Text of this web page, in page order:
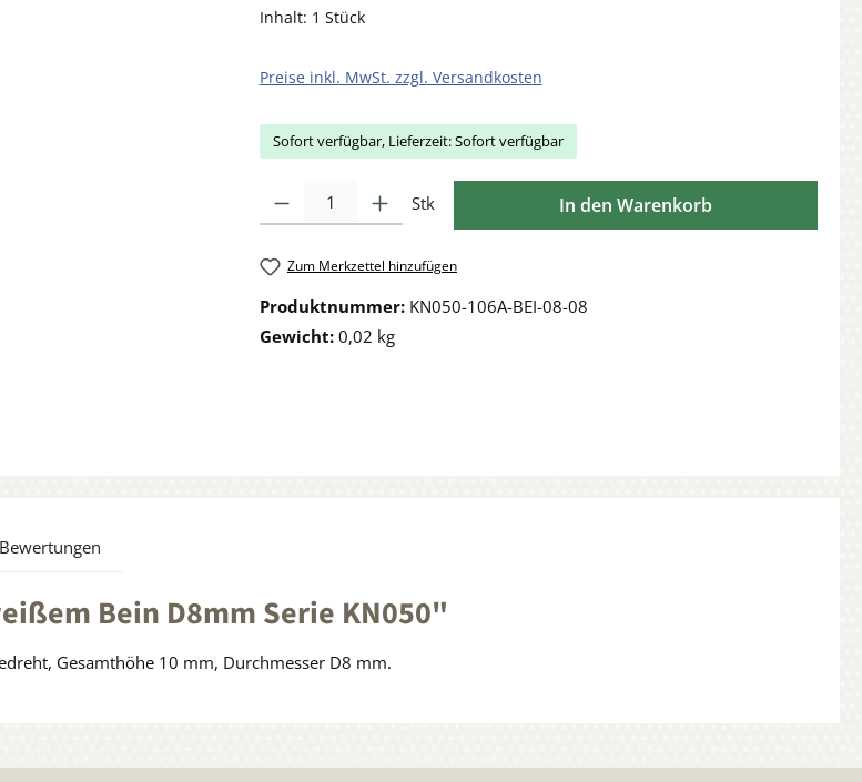
Inhalt: 1 Stück
Preise inkl. MwSt. zzgl. Versandkosten
Sofort verfügbar, Lieferzeit: Sofort verfügbar
Stk In den Warenkorb
Zum Merkzettel hinzufügen
Produktnummer: KN050-106A-BEI-08-08
Gewicht: 0,02 kg
Bein D8mm Serie KN050"
Gesamthöhe 10 mm, Durchmesser D8 mm.